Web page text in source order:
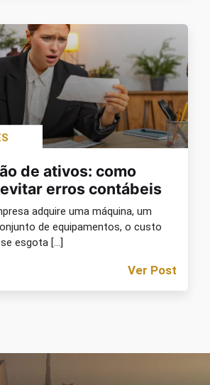
de ativos: como
erros contábeis
adquire uma máquina, um
de equipamentos, o custo
esgota […]
Ver Post